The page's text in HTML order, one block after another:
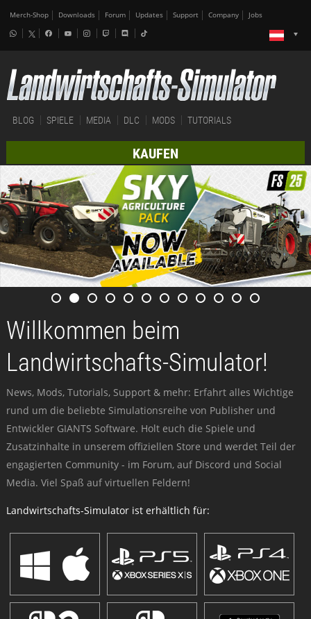
Merch-Shop Downloads Forum Updates Support Company Jobs
BLOG SPIELE MEDIA DLC MODS TUTORIALS
KAUFEN
Willkommen beim
Landwirtschafts-Simulator!
News, Mods, Tutorials, Support & mehr: Erfahrt alles Wichtige
rund um die beliebte Simulationsreihe von Publisher und
Entwickler GIANTS Software. Holt euch die Spiele und
Zusatzinhalte in unserem offiziellen Store und werdet Teil der
engagierten Community - im Forum, auf Discord und Social
Media. Viel Spaß auf virtuellen Feldern!
Landwirtschafts-Simulator ist erhältlich für: